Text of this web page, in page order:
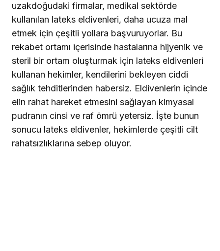
uzakdoğudaki firmalar, medikal sektörde
kullanılan lateks eldivenleri, daha ucuza mal
etmek için çeşitli yollara başvuruyorlar. Bu
rekabet ortamı içerisinde hastalarına hijyenik ve
steril bir ortam oluşturmak için lateks eldivenleri
kullanan hekimler, kendilerini bekleyen ciddi
sağlık tehditlerinden habersiz. Eldivenlerin içinde
elin rahat hareket etmesini sağlayan kimyasal
pudranın cinsi ve raf ömrü yetersiz. İşte bunun
sonucu lateks eldivenler, hekimlerde çeşitli cilt
rahatsızlıklarına sebep oluyor.